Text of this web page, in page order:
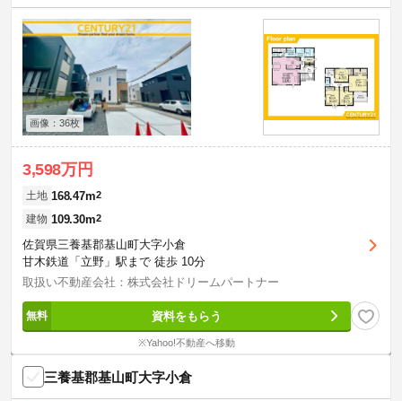
画像：36枚
3,598万円
土地 168.47m2
建物 109.30m2
佐賀県三養基郡基山町大字小倉
甘木鉄道「立野」駅まで 徒歩 10分
取扱い不動産会社：株式会社ドリームパートナー
資料をもらう
※Yahoo!不動産へ移動
三養基郡基山町大字小倉